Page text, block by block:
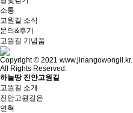
소통
고원길 소식
문의&후기
고원길 기념품
Copyright © 2021 www.jinangowongil.kr.
All Rights Reserved.
하늘땅 진안고원길
고원길 소개
진안고원길은
연혁